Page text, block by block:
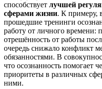
способствует лучшей
сферами жизни. К примеру,
прошедшие тренинги
работу от личного времени:
отрешённость от работы
очередь снижало конфликт
обязанностями​. В
что осознанность помогает
приоритеты в различных
ними.